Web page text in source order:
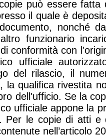
può essere fatta
il quale è
nonché
funzionario
conformità con
ufficiale
del rilascio, il
la qualifica rivestita
dell'ufficio. Se la
ufficiale appone la
Per le copie di atti e
nell’articolo